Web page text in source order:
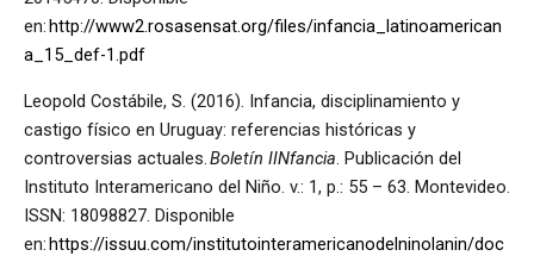
en: http://www2.rosasensat.org/files/infancia_latinoamerican
a_15_def-1.pdf
Leopold Costábile, S. (2016). Infancia, disciplinamiento y
castigo físico en Uruguay: referencias históricas y
controversias actuales.Boletín IINfancia. Publicación del
Instituto Interamericano del Niño. v.: 1, p.: 55 – 63. Montevideo.
ISSN: 18098827. Disponible
en:https://issuu.com/institutointeramericanodelninolanin/doc